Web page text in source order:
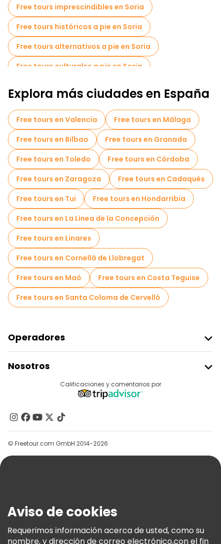
Free tours imprescindibles en Soria
Free tours históricos a pie en Soria
Free tours alternativos a pie en Soria
Free tours culturales a pie en Soria
Free tours a pie para familias en Soria
Free tours cerca San Juan de Rabanera
Free tours cerca Iglesia de Santo Domingo
Explora más ciudades en España
Free tours en Valencia
Free tours en Málaga
Free tours en Bilbao
Free tours en Granada
Free tours en Toledo
Free tours en Córdoba
Free tours en Zaragoza
Free tours en Cadaqués
Free tours en Tui
Free tours en Hondarribia
Free tours en La Línea de la Concepción
Free tours en Linares
Free tours en Cornellà de Llobregat
Free tours en Maó
Free tours en Costa Teguise
Free tours en Santa Coloma de Cervelló
Operadores
Acceder Como Proveedor
Programa De Afiliados
Nosotros
Contacto
Grupos
Ayuda
Términos E Información Legal
Política De Cookies
Calificaciones y comentarios por
© Freetour.com GmbH 2014-2026
Aviso de cookies
Requerimos información acerca de usted, como su
nombre, y dirección de correo electrónico,con el fin